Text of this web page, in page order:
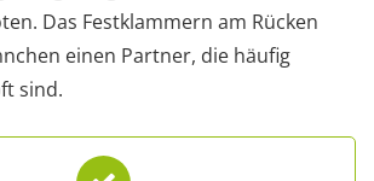
Das Festklammern am Rücken
einen Partner, die häufig
sind.